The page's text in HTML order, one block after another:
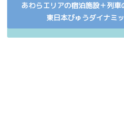
あわらエリアの宿泊施設＋列
東日本びゅうダイナミ